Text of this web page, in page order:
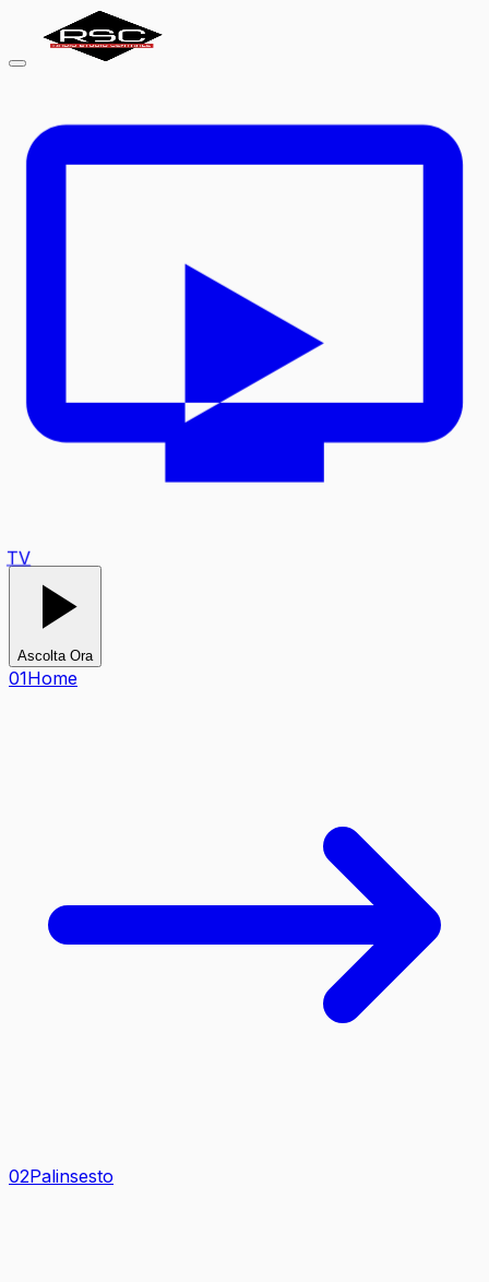
Ascolta Ora
01Home
02Palinsesto